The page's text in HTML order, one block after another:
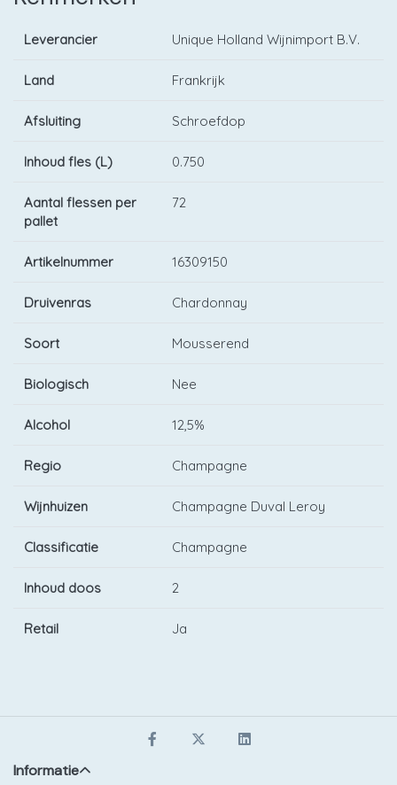
Leverancier Unique Holland Wijnimport B.V.
Land Frankrijk
Afsluiting Schroefdop
Inhoud fles (L) 0.750
Aantal flessen per
pallet
72
Artikelnummer 16309150
Druivenras Chardonnay
Soort Mousserend
Biologisch Nee
Alcohol 12,5%
Regio Champagne
Wijnhuizen Champagne Duval Leroy
Classificatie Champagne
Inhoud doos 2
Retail Ja
Informatie